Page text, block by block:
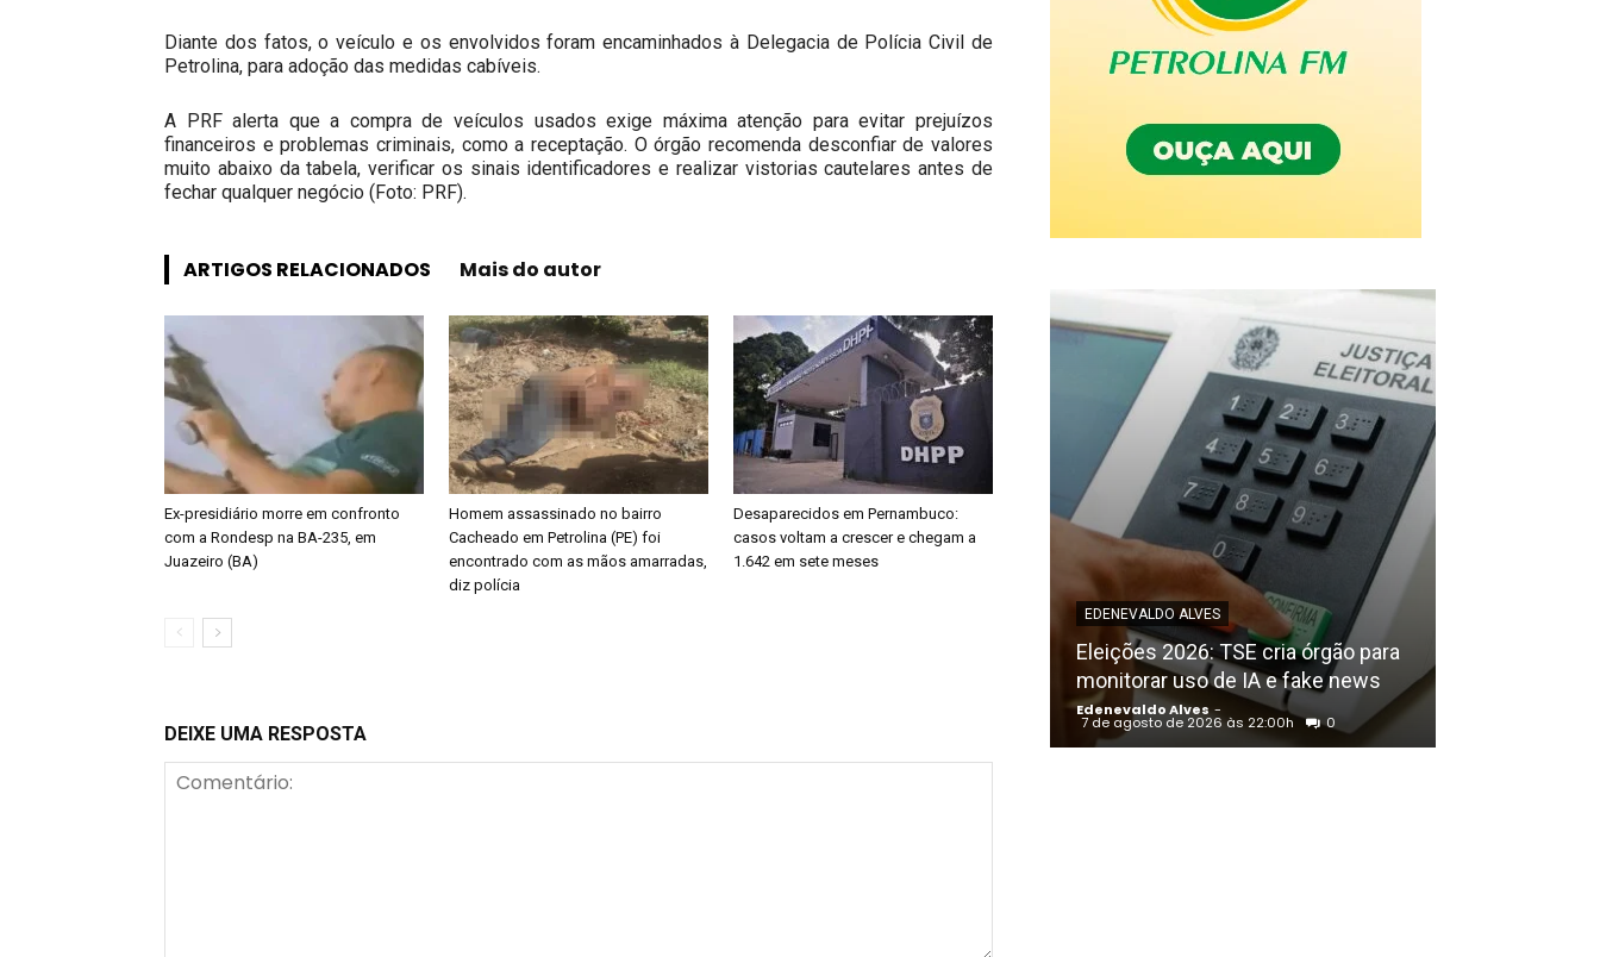
Diante dos fatos, o veículo e os envolvidos foram encaminhados à Delegacia de Polícia Civil de
Petrolina, para adoção das medidas cabíveis.
A PRF alerta que a compra de veículos usados exige máxima atenção para evitar prejuízos
financeiros e problemas criminais, como a receptação. O órgão recomenda desconfiar de valores
muito abaixo da tabela, verificar os sinais identificadores e realizar vistorias cautelares antes de
fechar qualquer negócio (Foto: PRF).
ARTIGOS RELACIONADOS Mais do autor
Ex-presidiário morre em confronto
com a Rondesp na BA-235, em
Juazeiro (BA)
Homem assassinado no bairro
Cacheado em Petrolina (PE) foi
encontrado com as mãos amarradas,
diz polícia
Desaparecidos em Pernambuco:
casos voltam a crescer e chegam a
1.642 em sete meses
DEIXE UMA RESPOSTA
EDENEVALDO ALVES
Eleições 2026: TSE cria órgão para
monitorar uso de IA e fake news
Edenevaldo Alves -
7 de agosto de 2026 às 22:00h 0